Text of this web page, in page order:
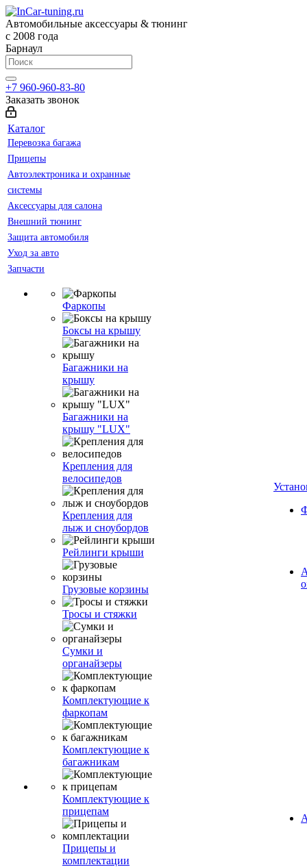
Автомобильные аксессуары & тюнинг
с 2008 года
Барнаул
+7 960-960-83-80
Заказать звонок
Каталог
Перевозка багажа
Прицепы
Автоэлектроника и охранные
системы
Аксессуары для салона
Внешний тюнинг
Защита автомобиля
Уход за авто
Запчасти
Фаркопы
Боксы на крышу
Багажники на
крышу
Багажники на
крышу "LUX"
Крепления для
велосипедов
Крепления для
лыж и сноубордов
Рейлинги крыши
Грузовые корзины
Тросы и стяжки
Сумки и
органайзеры
Комплектующие к
фаркопам
Комплектующие к
багажникам
Комплектующие к
прицепам
Прицепы и
комплектации